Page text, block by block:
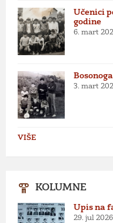
Učenici
godine
6. mart
3. mart
VIŠE
KOLUMNE
Upis na
29. jul